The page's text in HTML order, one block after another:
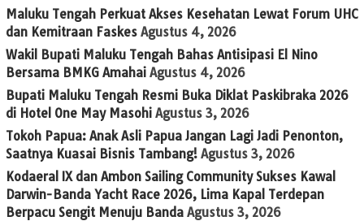
Maluku Tengah Perkuat Akses Kesehatan Lewat Forum UHC
dan Kemitraan Faskes Agustus 4, 2026
Wakil Bupati Maluku Tengah Bahas Antisipasi El Nino
Bersama BMKG Amahai Agustus 4, 2026
Bupati Maluku Tengah Resmi Buka Diklat Paskibraka 2026
di Hotel One May Masohi Agustus 3, 2026
Tokoh Papua: Anak Asli Papua Jangan Lagi Jadi Penonton,
Saatnya Kuasai Bisnis Tambang! Agustus 3, 2026
Kodaeral IX dan Ambon Sailing Community Sukses Kawal
Darwin-Banda Yacht Race 2026, Lima Kapal Terdepan
Berpacu Sengit Menuju Banda Agustus 3, 2026